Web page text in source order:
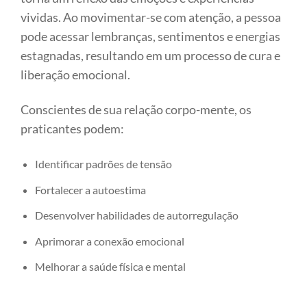
vividas. Ao movimentar-se com atenção, a pessoa
pode acessar lembranças, sentimentos e energias
estagnadas, resultando em um processo de cura e
liberação emocional.
Conscientes de sua relação corpo-mente, os
praticantes podem:
Identificar padrões de tensão
Fortalecer a autoestima
Desenvolver habilidades de autorregulação
Aprimorar a conexão emocional
Melhorar a saúde física e mental